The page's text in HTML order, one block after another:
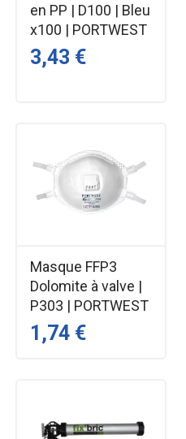
en PP | D100 | Bleu
x100 | PORTWEST
3,43 €
Masque FFP3
Dolomite à valve |
P303 | PORTWEST
1,74 €